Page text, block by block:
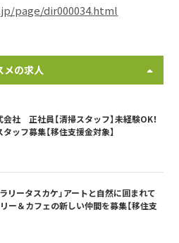
page/dir000034.html
メの求人
社 正社員【清掃スタッフ】未経験OK！
ッフ募集【移住支援金対象】
リータスカケ」アートと自然に囲まれて
ー＆カフェの新しい仲間を募集【移住支